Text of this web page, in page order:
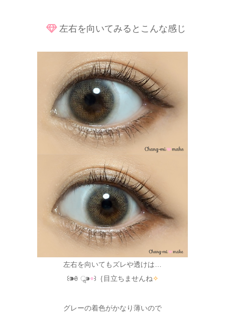
左右を向いてみるとこんな感じ
左右を向いてもズレや透けは…
꒰⁍̴ꈊ ॢ⁍̴⌯꒱｛目立ちませんね✧
グレーの着色がかなり薄いので